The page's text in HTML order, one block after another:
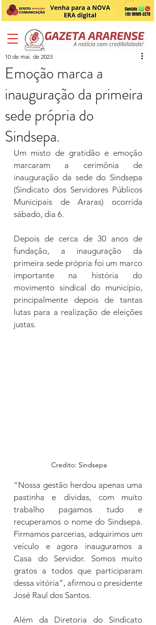
Emoção marca a
inauguração da primeira
sede própria do
Sindsepa.
10 de mai. de 2023
Um misto de gratidão e emoção
marcaram a cerimônia de
inauguração da sede do Sindsepa
(Sindicato dos Servidores Públicos
Municipais de Araras) ocorrida
sábado, dia 6.
Depois de cerca de 30 anos de
fundação, a inauguração da
primeira sede própria foi um marco
importante na história do
movimento sindical do município,
principalmente depois de tantas
lutas para a realização de eleições
justas.
Credito: Sindsepa
“Nossa gestão herdou apenas uma
pastinha e dívidas, com muito
trabalho pagamos tudo e
recuperamos o nome do Sindsepa.
Firmamos parcerias, adquirimos um
veículo e agora inauguramos a
Casa do Servidor. Somos muito
gratos a todos que participaram
dessa vitória”, afirmou o presidente
José Raul dos Santos.
Além da Diretoria do Sindicato